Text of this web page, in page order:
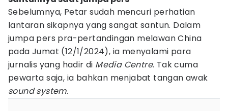
Sebelumnya, Petar sudah mencuri perhatian
lantaran sikapnya yang sangat santun. Dalam
jumpa pers pra-pertandingan melawan China
pada Jumat (12/1/2024), ia menyalami para
jurnalis yang hadir di Media Centre. Tak cuma
pewarta saja, ia bahkan menjabat tangan awak
sound system.